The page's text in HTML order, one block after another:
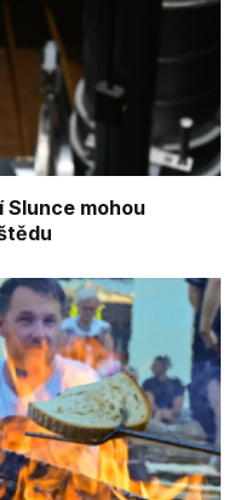
mohou